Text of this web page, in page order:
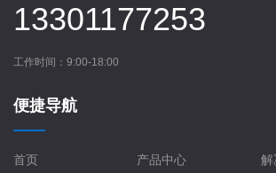
13301177253
工作时间：9:00-18:00
便捷导航
首页 产品中心 解